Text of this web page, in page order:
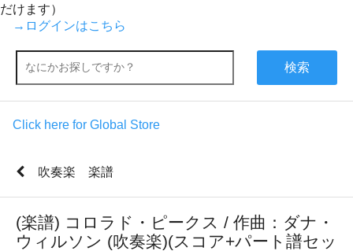
だけます）
→ログインはこちら
検索
Click here for Global Store
吹奏楽 楽譜
(楽譜) コロラド・ピークス / 作曲：ダナ・
ウィルソン (吹奏楽)(スコア+パート譜セッ